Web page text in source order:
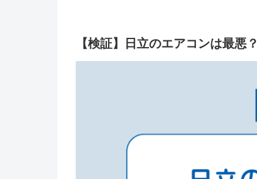
【検証】日立のエアコンは最悪？